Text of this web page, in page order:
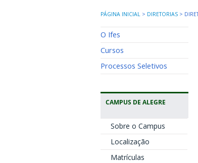
PÁGINA INICIAL > DIRETORIAS >
O Ifes
Cursos
Processos Seletivos
CAMPUS DE ALEGRE
Sobre o Campus
Localização
Matrículas